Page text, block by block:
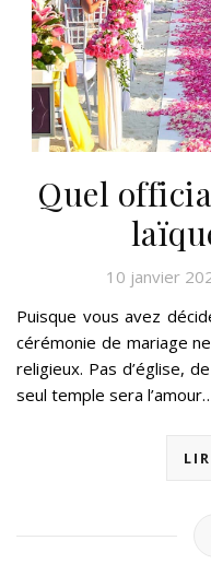
Quel
10 janvier
Puisque vous avez
cérémonie de mariage
religieux. Pas d’église,
seul temple sera